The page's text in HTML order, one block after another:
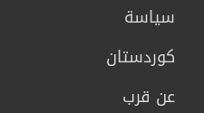
سیاسة
كوردستان
عن قرب